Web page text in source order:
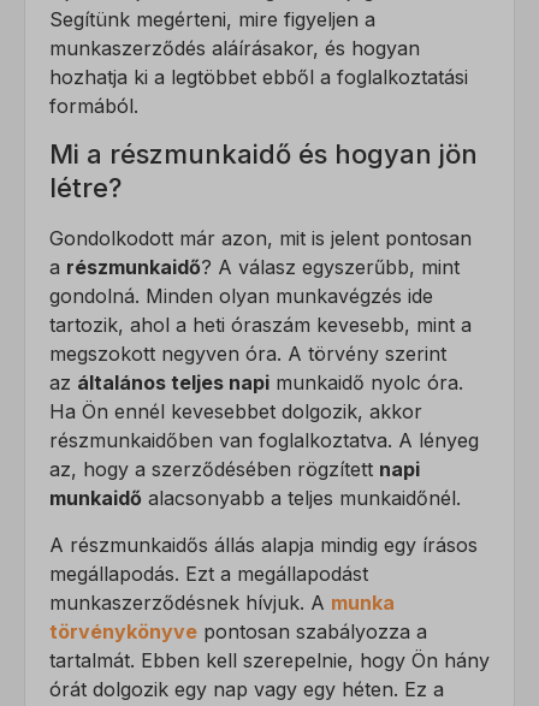
Segítünk megérteni, mire figyeljen a
munkaszerződés aláírásakor, és hogyan
hozhatja ki a legtöbbet ebből a foglalkoztatási
formából.
Mi a részmunkaidő és hogyan jön
létre?
Gondolkodott már azon, mit is jelent pontosan
a részmunkaidő? A válasz egyszerűbb, mint
gondolná. Minden olyan munkavégzés ide
tartozik, ahol a heti óraszám kevesebb, mint a
megszokott negyven óra. A törvény szerint
az általános teljes napi munkaidő nyolc óra.
Ha Ön ennél kevesebbet dolgozik, akkor
részmunkaidőben van foglalkoztatva. A lényeg
az, hogy a szerződésében rögzített napi
munkaidő alacsonyabb a teljes munkaidőnél.
A részmunkaidős állás alapja mindig egy írásos
megállapodás. Ezt a megállapodást
munkaszerződésnek hívjuk. A munka
törvénykönyve pontosan szabályozza a
tartalmát. Ebben kell szerepelnie, hogy Ön hány
órát dolgozik egy nap vagy egy héten. Ez a